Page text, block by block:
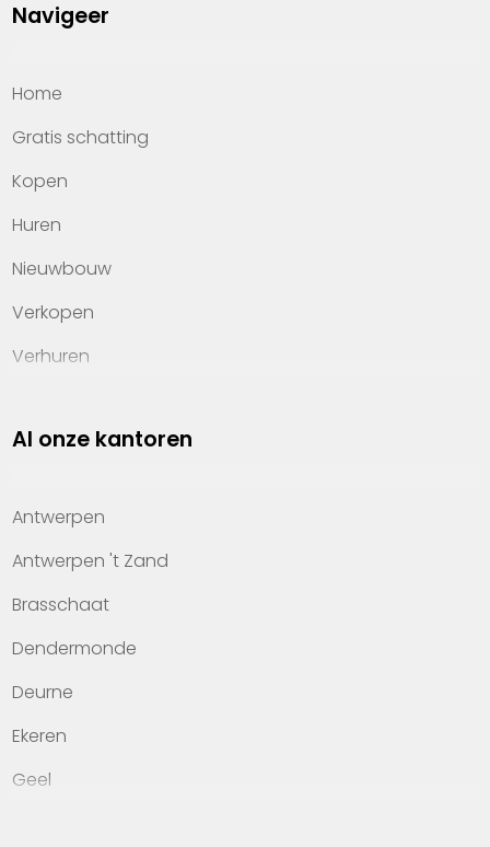
Navigeer
Home
Gratis schatting
Kopen
Huren
Nieuwbouw
Verkopen
Verhuren
Property management
Kennis van wonen
Kantoren
Veelgestelde vragen
Werken bij Heylen Vastgoed
Contact
Al onze kantoren
Antwerpen
Antwerpen 't Zand
Brasschaat
Dendermonde
Deurne
Ekeren
Geel